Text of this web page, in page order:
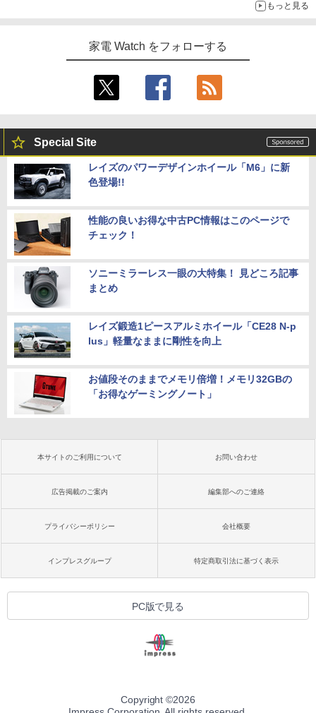
もっと見る
家電 Watch をフォローする
Special Site
レイズのパワーデザインホイール「M6」に新
色登場!!
性能の良いお得な中古PC情報はこのページで
チェック！
ソニーミラーレス一眼の大特集！ 見どころ記事
まとめ
レイズ鍛造1ピースアルミホイール「CE28 N-p
lus」軽量なままに剛性を向上
お値段そのままでメモリ倍増！メモリ32GBの
「お得なゲーミングノート」
本サイトのご利用について お問い合わせ
広告掲載のご案内 編集部へのご連絡
プライバシーポリシー 会社概要
インプレスグループ 特定商取引法に基づく表示
PC版で見る
Copyright ©2026